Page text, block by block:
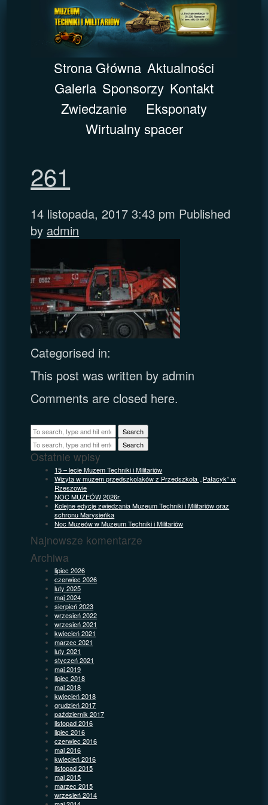
Strona Główna Aktualności
Galeria Sponsorzy Kontakt
Zwiedzanie
Eksponaty
Wirtualny spacer
261
14 listopada, 2017 3:43 pm Published
by admin
Categorised in:
This post was written by admin
Comments are closed here.
Search
Search
Ostatnie wpisy
15 – lecie Muzem Techniki i Militariów
Wizyta w muzem przedszkolaków z Przedszkola ,,Pałacyk” w
Rzeszowie
NOC MUZEÓW 2026r.
Kolejne edycje zwiedzania Muzeum Techniki i Militariów oraz
schronu Marysieńka
Noc Muzeów w Muzeum Techniki i Militariów
Najnowsze komentarze
Archiwa
lipiec 2026
czerwiec 2026
luty 2025
maj 2024
sierpień 2023
wrzesień 2022
wrzesień 2021
kwiecień 2021
marzec 2021
luty 2021
styczeń 2021
maj 2019
lipiec 2018
maj 2018
kwiecień 2018
grudzień 2017
październik 2017
listopad 2016
lipiec 2016
czerwiec 2016
maj 2016
kwiecień 2016
listopad 2015
maj 2015
marzec 2015
wrzesień 2014